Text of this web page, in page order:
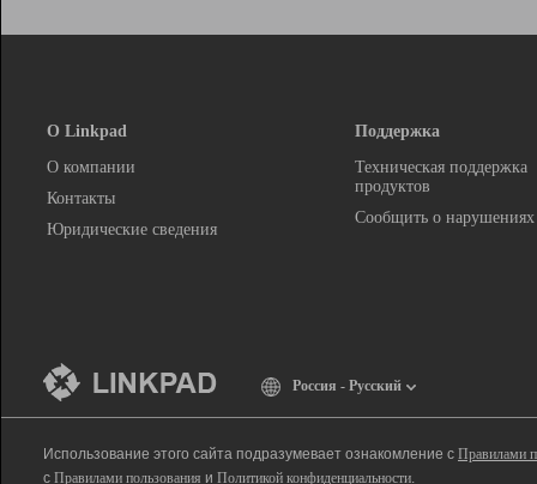
О Linkpad
О компании
Контакты
Юридические сведения
Поддержка
Техническая поддержка
продуктов
Сообщить о нарушениях
Россия - Русский
Использование этого сайта подразумевает ознакомление с Правилами
с Правилами пользования и Политикой конфиденциальности.